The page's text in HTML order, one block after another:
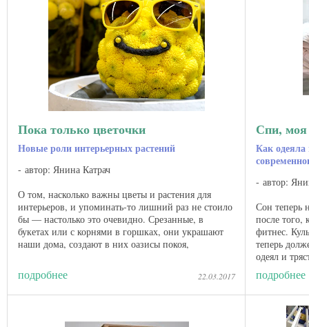
Пока только цветочки
Новые роли интерьерных растений
автор: Янина Катрач
О том, насколько важны цветы и растения для
интерьеров, и упоминать-то лишний раз не стоило
бы — настолько это очевидно. Срезанные, в
букетах или с корнями в горшках, они украшают
наши дома, создают в них оазисы покоя,
подробнее 22.03.2017
Спи, моя
Как
автор:
Сон теперь
после того,
фитнес.
теперь
одеял и
— весь ...
подробнее